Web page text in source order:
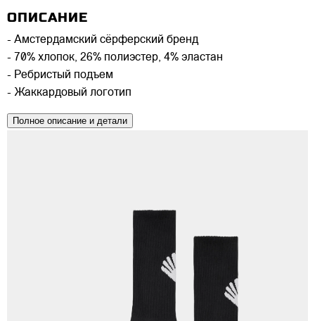
ОПИСАНИЕ
- Амстердамский сёрферский бренд
- 70% хлопок, 26% полиэстер, 4% эластан
- Ребристый подъем
- Жаккардовый логотип
Полное описание и детали